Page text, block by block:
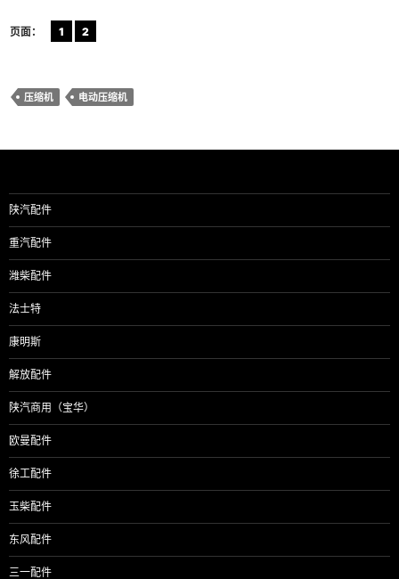
页面： 1 2
压缩机 电动压缩机
陕汽配件
重汽配件
潍柴配件
法士特
康明斯
解放配件
陕汽商用（宝华）
欧曼配件
徐工配件
玉柴配件
东风配件
三一配件